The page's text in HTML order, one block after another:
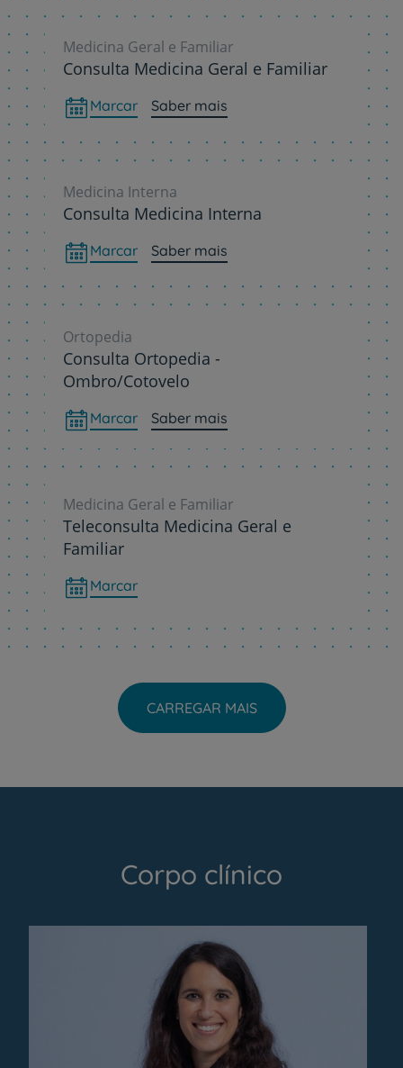
Medicina Geral e Familiar
Consulta Medicina Geral e Familiar
Marcar Saber mais
Medicina Interna
Consulta Medicina Interna
Marcar Saber mais
Ortopedia
Consulta Ortopedia -
Ombro/Cotovelo
Marcar Saber mais
Medicina Geral e Familiar
Teleconsulta Medicina Geral e
Familiar
Marcar
CARREGAR MAIS
Corpo clínico